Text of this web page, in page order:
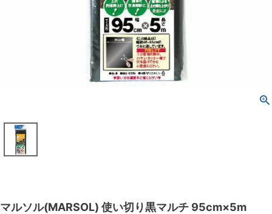
マルソル(MARSOL) 使い切り黒マルチ 95cm×5m